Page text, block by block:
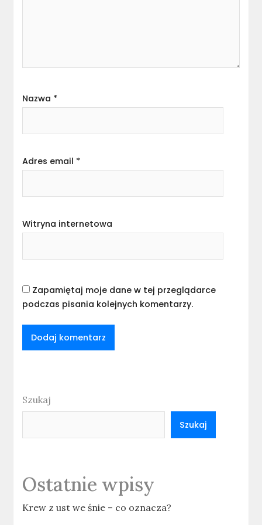
Nazwa *
Adres email *
Witryna internetowa
Zapamiętaj moje dane w tej przeglądarce
podczas pisania kolejnych komentarzy.
Szukaj
Szukaj
Ostatnie wpisy
Krew z ust we śnie – co oznacza?